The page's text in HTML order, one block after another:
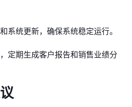
系统更新，确保系统稳定运行。
定期生成客户报告和销售业绩分